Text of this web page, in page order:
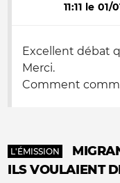
11:11 le 01/
Excellent débat
Merci.
Comment
L'ÉMISSION
ILS VOULAIENT